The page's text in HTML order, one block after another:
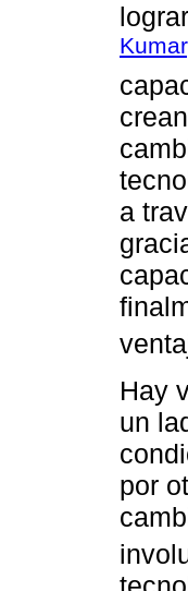
a
Hay
un
por